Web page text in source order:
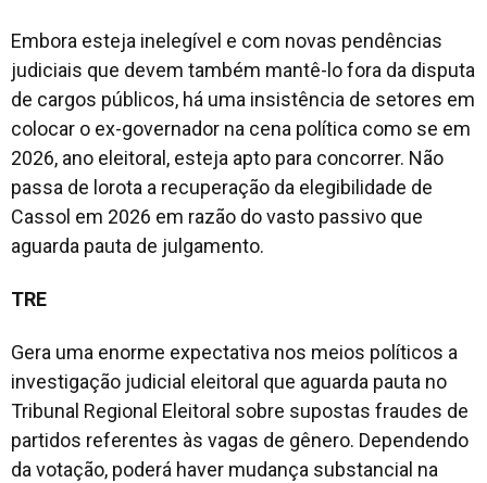
Embora esteja inelegível e com novas pendências
judiciais que devem também mantê-lo fora da disputa
de cargos públicos, há uma insistência de setores em
colocar o ex-governador na cena política como se em
2026, ano eleitoral, esteja apto para concorrer. Não
passa de lorota a recuperação da elegibilidade de
Cassol em 2026 em razão do vasto passivo que
aguarda pauta de julgamento.
TRE
Gera uma enorme expectativa nos meios políticos a
investigação judicial eleitoral que aguarda pauta no
Tribunal Regional Eleitoral sobre supostas fraudes de
partidos referentes às vagas de gênero. Dependendo
da votação, poderá haver mudança substancial na